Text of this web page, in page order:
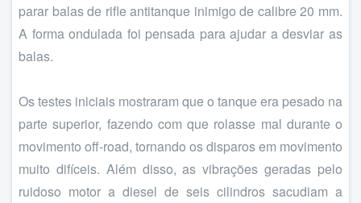
parar balas de rifle antitanque inimigo de calibre 20 mm.
A forma ondulada foi pensada para ajudar a desviar as
balas.
Os testes iniciais mostraram que o tanque era pesado na
parte superior, fazendo com que rolasse mal durante o
movimento off-road, tornando os disparos em movimento
muito difíceis. Além disso, as vibrações geradas pelo
ruidoso motor a diesel de seis cilindros sacudiam a